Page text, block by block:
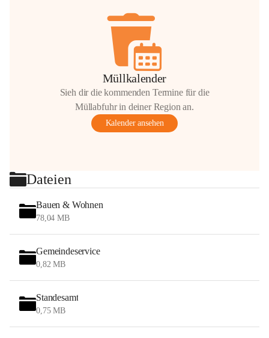
Müllkalender
Sieh dir die kommenden Termine für die
Müllabfuhr in deiner Region an.
Kalender ansehen
Dateien
Bauen & Wohnen
78,04 MB
Gemeindeservice
0,82 MB
Standesamt
0,75 MB